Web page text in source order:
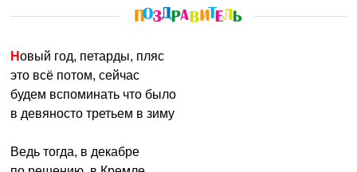
Новый год, петарды, пляс
это всё потом, сейчас
будем вспоминать что было
в девяносто третьем в зиму
Ведь тогда, в декабре